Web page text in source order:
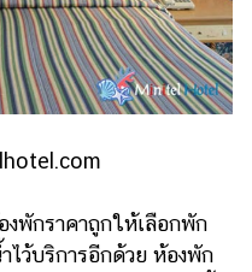
กราคาถูกให้เลือกพัก
ไว้บริการอีกด้วย ห้องพัก